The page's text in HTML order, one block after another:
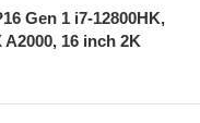
Gen 1 i7-12800HK,
16 inch 2K